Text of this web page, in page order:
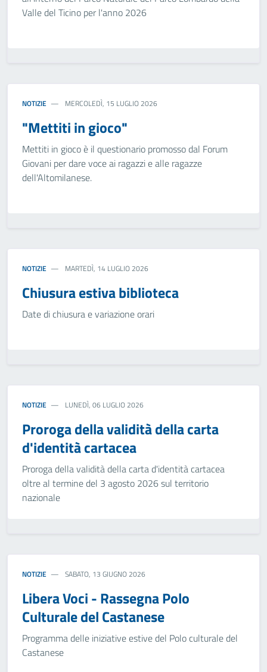
Valle del Ticino per l'anno 2026
NOTIZIE MERCOLEDÌ, 15 LUGLIO 2026
"Mettiti in gioco"
Mettiti in gioco è il questionario promosso dal Forum
Giovani per dare voce ai ragazzi e alle ragazze
dell'Altomilanese.
NOTIZIE MARTEDÌ, 14 LUGLIO 2026
Chiusura estiva biblioteca
Date di chiusura e variazione orari
NOTIZIE LUNEDÌ, 06 LUGLIO 2026
Proroga della validità della carta
d'identità cartacea
Proroga della validità della carta d'identità cartacea
oltre al termine del 3 agosto 2026 sul territorio
nazionale
NOTIZIE SABATO, 13 GIUGNO 2026
Libera Voci - Rassegna Polo
Culturale del Castanese
Programma delle iniziative estive del Polo culturale del
Castanese